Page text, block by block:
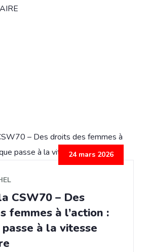
24 mars 2026
CSW70 – Des
femmes à l’action :
à la vitesse